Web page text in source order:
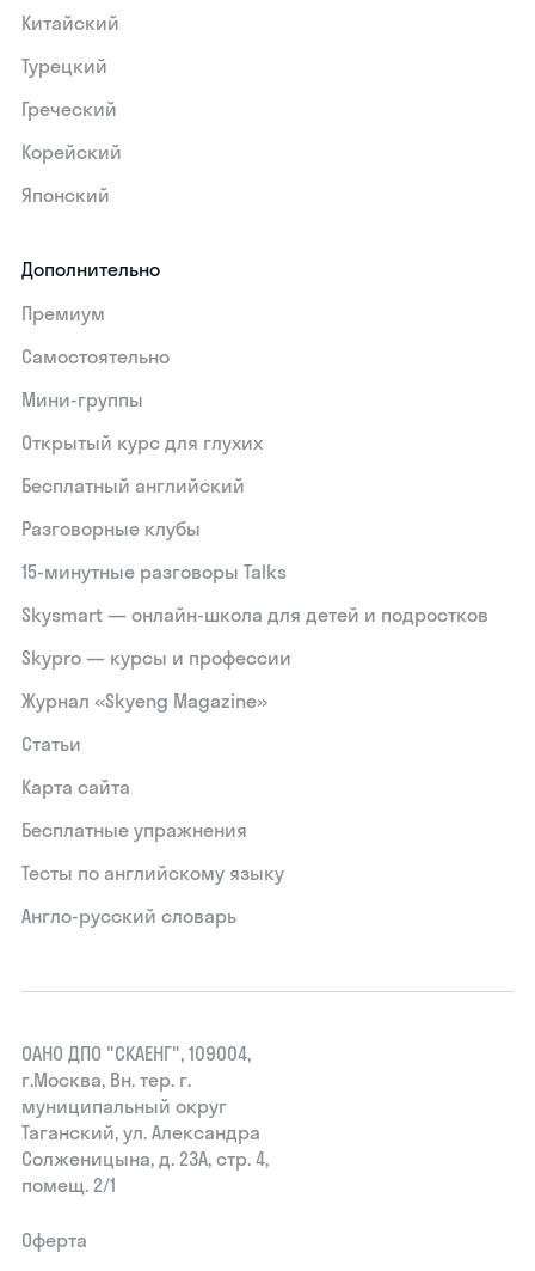
Китайский
Турецкий
Греческий
Корейский
Японский
Дополнительно
Премиум
Самостоятельно
Мини-группы
Открытый курс для глухих
Бесплатный английский
Разговорные клубы
15‑минутные разговоры Talks
Skysmart — онлайн-школа для детей и подростков
Skypro — курсы и профессии
Журнал «Skyeng Magazine»
Статьи
Карта сайта
Бесплатные упражнения
Тесты по английскому языку
Англо-русский словарь
ОАНО ДПО "СКАЕНГ", 109004,
г.Москва, Вн. тер. г.
муниципальный округ
Таганский, ул. Александра
Солженицына, д. 23А, стр. 4,
помещ. 2/1
Оферта